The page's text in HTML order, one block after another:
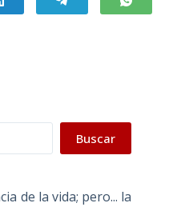
Buscar
de la vida; pero... la